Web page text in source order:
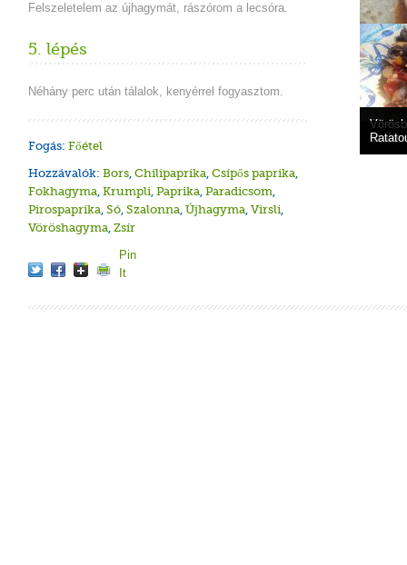
Felszeletelem az újhagymát, rászórom a lecsóra.
5. lépés
Néhány perc után tálalok, kenyérrel fogyasztom.
Fogás: Főétel
Hozzávalók: Bors, Chilipaprika, Csípős paprika,
Fokhagyma, Krumpli, Paprika, Paradicsom,
Pirospaprika, Só, Szalonna, Újhagyma, Virsli,
Vöröshagyma, Zsír
Pin
It